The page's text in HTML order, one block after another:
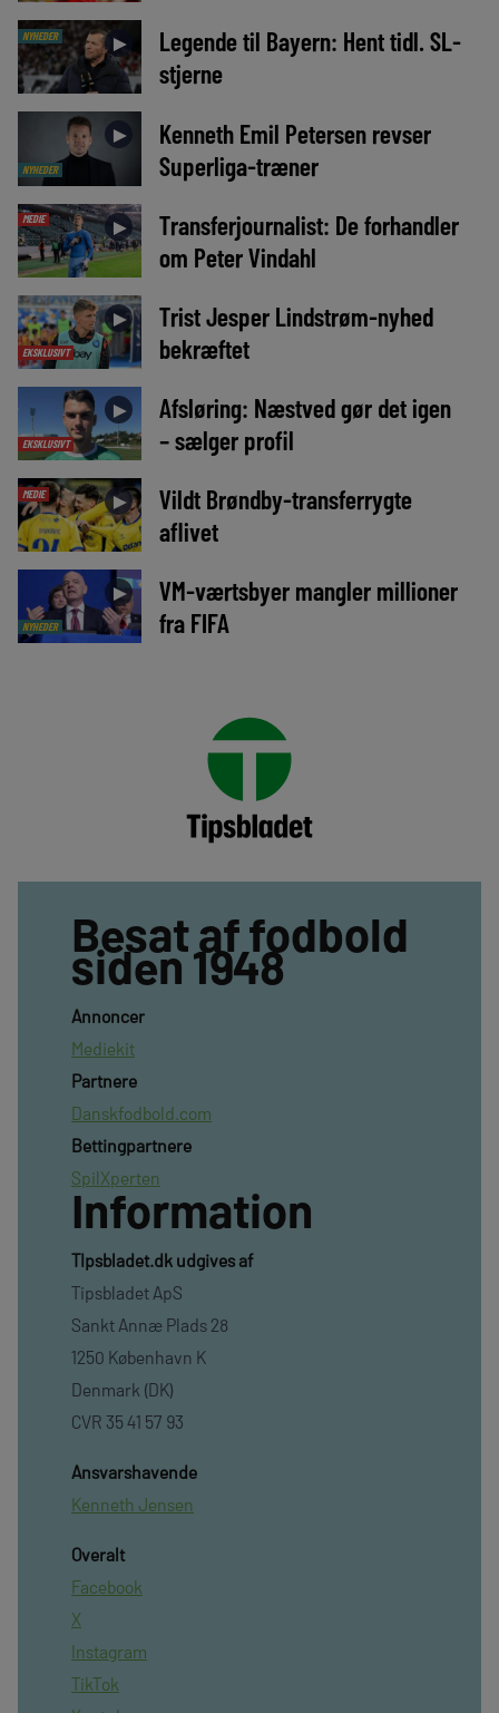
NYHEDER ►
Legende til Bayern: Hent tidl. SL-
stjerne
NYHEDER
►
Kenneth Emil Petersen revser
Superliga-træner
MEDIE ►
Transferjournalist: De forhandler
om Peter Vindahl
EKSKLUSIVT
►
Trist Jesper Lindstrøm-nyhed
bekræftet
EKSKLUSIVT
►
Afsløring: Næstved gør det igen
– sælger profil
MEDIE ►
Vildt Brøndby-transferrygte
aflivet
NYHEDER
►
VM-værtsbyer mangler millioner
fra FIFA
Besat af fodbold
siden 1948
Annoncer
Mediekit
Partnere
Danskfodbold.com
Bettingpartnere
SpilXperten
Information
TIpsbladet.dk udgives af
Tipsbladet ApS
Sankt Annæ Plads 28
1250 København K
Denmark (DK)
CVR 35 41 57 93
Ansvarshavende
Kenneth Jensen
Overalt
Facebook
X
Instagram
TikTok